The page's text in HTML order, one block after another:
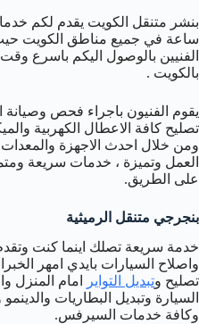
ساعة في جميع مناطق الكويت
الفنيين بالوصول اليكم باسرع
بالكويت .
يقوم الفنيون باجراء فحص وصيانة
تصليح كافة الاعطال الكهربية
ومن خلال احدث الاجهزة والمعدات
العمل وتميزة ، خدمات سريعة
على الطريق.
بنجرجي متنقل الرميثية
خدمة سريعة تصلك اينما كنت
واصلاح السيارات بايدي امهر
تصليح وتبديل التواير
امام المنزل
السيارة وتبديل البطاريات
وكافة خدمات السيرفس.